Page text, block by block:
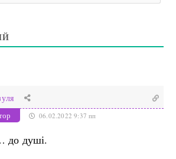
06.02.2022 9:37 пп
до душі.